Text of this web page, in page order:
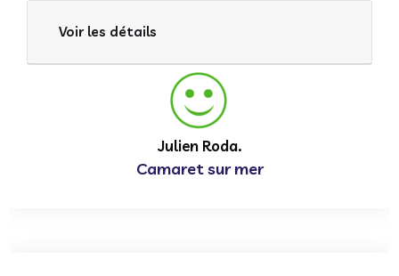
Voir les détails
Julien Roda.
Camaret sur mer